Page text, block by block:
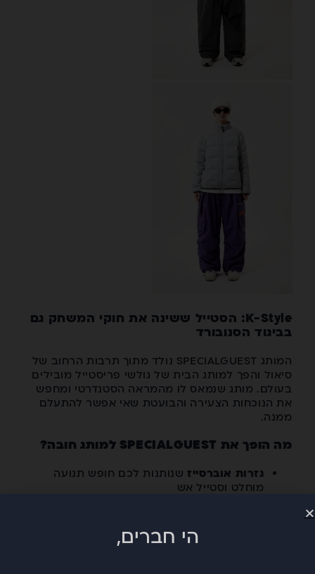
K-Style: הסטייל ששינה את חוקי המשחק גם
בביגוד הסנובורד
המותג SPECIALGUEST נולד מתוך תרבות הרחוב של
סיאול והפך למותג הבית של גולשי פריסטייל מובילים
בעולם. מותג שנמאס לו מהמראה הסטנדרטי ומחפש
את הנוכחות הצעירה והבועטת שאי אפשר להתעלם
ממנה.
מה הופך את SPECIALGUEST למותג חובה?
גזרות אוברסייז שנותנות לכם חופש תנועה
מוחלט וסטייל אש
עמידות טכנית גבוהה:אל תתנו לסטייל להטעותהי חברים,